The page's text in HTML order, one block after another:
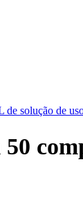
solução de